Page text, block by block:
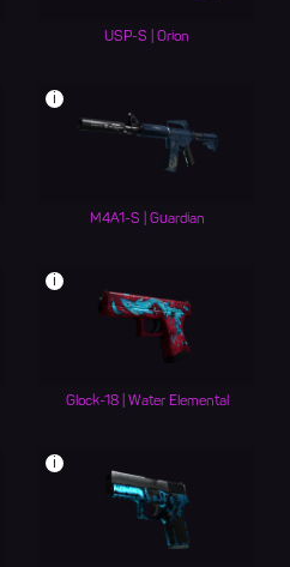
USP-S | Orion
i
M4A1-S | Guardian
i
Glock-18 | Water Elemental
i